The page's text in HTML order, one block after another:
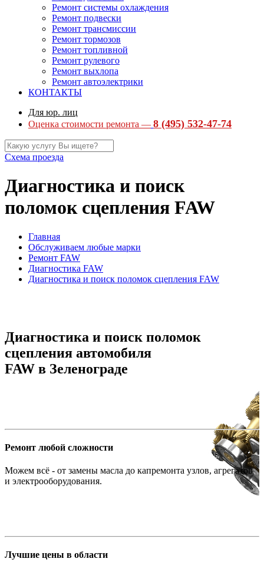
Ремонт системы охлаждения
Ремонт подвески
Ремонт трансмиссии
Ремонт тормозов
Ремонт топливной
Ремонт рулевого
Ремонт выхлопа
Ремонт автоэлектрики
КОНТАКТЫ
Для юр. лиц
Оценка стоимости ремонта — 8 (495) 532-47-74
Схема проезда
Диагностика и поиск
поломок сцепления FAW
Главная
Обслуживаем любые марки
Ремонт FAW
Диагностика FAW
Диагностика и поиск поломок сцепления FAW
Диагностика и поиск поломок
сцепления автомобиля
FAW в Зеленограде
Ремонт любой сложности
Можем всё - от замены масла до капремонта узлов, агрегатов
и электрооборудования.
Лучшие цены в области